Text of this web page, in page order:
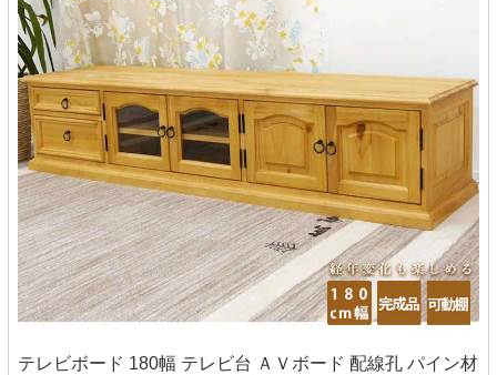
テレビボード 180幅 テレビ台 ＡＶボード 配線孔 パイン材